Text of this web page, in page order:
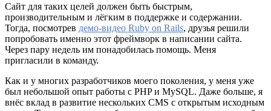
Сайт для таких целей должен быть быстрым,
производительным и лёгким в поддержке и содержании.
Тогда, посмотрев демо-видео Ruby on Rails, друзья решили
попробовать именно этот фреймворк в написании сайта.
Через пару недель им понадобилась помощь. Меня
пригласили в команду.
Как и у многих разработчиков моего поколения, у меня уже
был небольшой опыт работы с PHP и MySQL. Даже больше, я
внёс вклад в развитие нескольких CMS с открытым исходным